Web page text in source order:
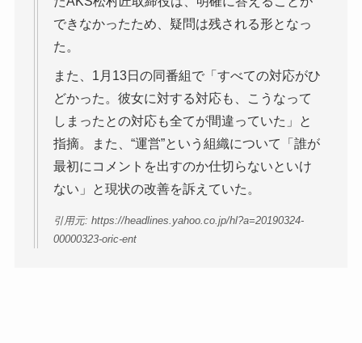
できなかったため、疑問は残される形となっ
た。
また、1月13日の同番組で「すべての対応がひ
どかった。彼女に対する対応も、こうなって
しまったとの対応も全てが間違っていた」と
指摘。また、“運営”という組織について「誰が
最初にコメントを出すのか仕切らないといけ
ない」と現状の改善を訴えていた。
引用元: https://headlines.yahoo.co.jp/hl?a=20190324-
00000323-oric-ent